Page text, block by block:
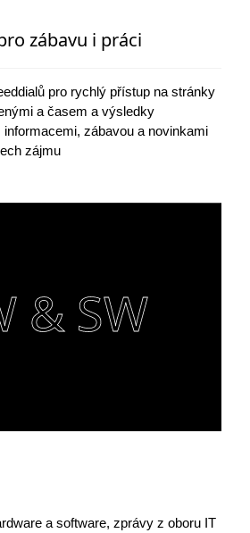
zábavu i práci
pro rychlý přístup na stránky
a časem a výsledky
informacemi, zábavou a novinkami
zájmu
a software, zprávy z oboru IT